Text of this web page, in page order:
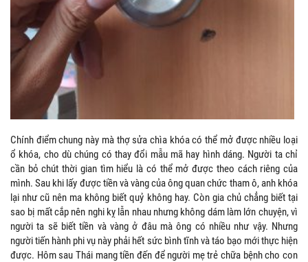
Chính điểm chung này mà thợ sửa chìa khóa có thể mở được nhiều loại
ổ khóa, cho dù chúng có thay đổi mẫu mã hay hình dáng. Người ta chỉ
cần bỏ chút thời gian tìm hiểu là có thể mở được theo cách riêng của
mình. Sau khi lấy được tiền và vàng của ông quan chức tham ô, anh khóa
lại như cũ nên ma không biết quỷ không hay. Còn gia chủ chẳng biết tại
sao bị mất cắp nên nghi kỵ lẫn nhau nhưng không dám làm lớn chuyện, vì
người ta sẽ biết tiền và vàng ở đâu mà ông có nhiều như vậy. Nhưng
người tiến hành phi vụ này phải hết sức bình tĩnh và táo bạo mới thực hiện
được. Hôm sau Thái mang tiền đến để người mẹ trẻ chữa bệnh cho con